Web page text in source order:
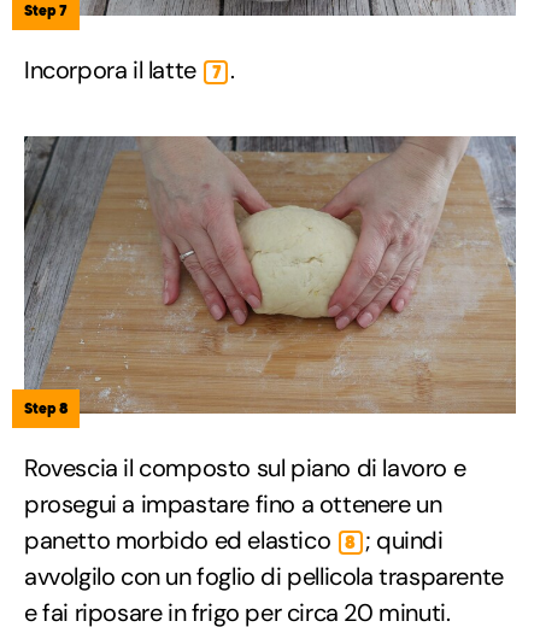
Step 7
Incorpora il latte 7 .
Step 8
Rovescia il composto sul piano di lavoro e
prosegui a impastare fino a ottenere un
panetto morbido ed elastico
8 ; quindi
avvolgilo con un foglio di pellicola trasparente
e fai riposare in frigo per circa 20 minuti.